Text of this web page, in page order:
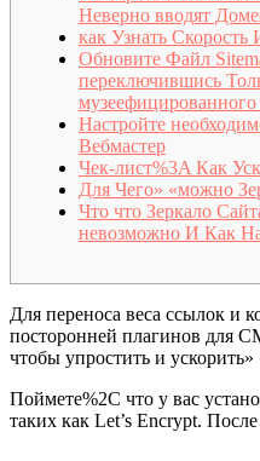
Неверно вводят
как Узнать Скорость
Обновите Файл
переключившись
музеефицированного
Настройте
Вебмастер
Чек-лист%3A Как
Для Чего» «можно
Что что Зеркало
невозможно И Как
Для переноса веса ссылок и
посторонней плагинов для
чтобы упростить и
Поймете%2C что у вас
таких как Let’s Encrypt.